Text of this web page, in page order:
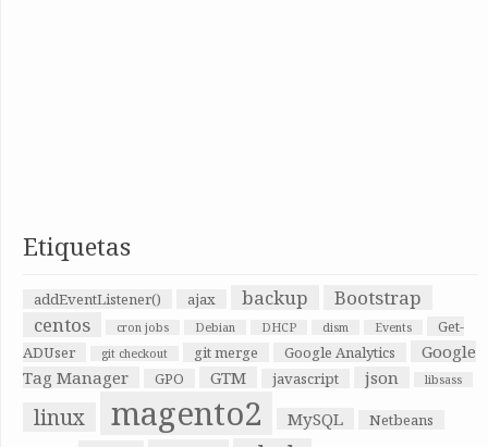
Etiquetas
addEventListener() ajax backup
Bootstrap
centos
cron jobs Debian DHCP dism Events
Get-
ADUser
git checkout git merge Google Analytics
Google
Tag Manager
GPO GTM javascript json libsass
linux magento2 MySQL Netbeans